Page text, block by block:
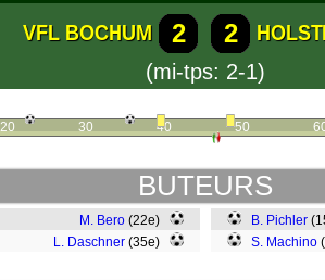
VFL BOCHUM 2 2
(mi-tps: 2-1)
20 30 40 50
BUTEURS
M. Bero (22e)
L. Daschner (35e)
B. Pichler
S. Machino